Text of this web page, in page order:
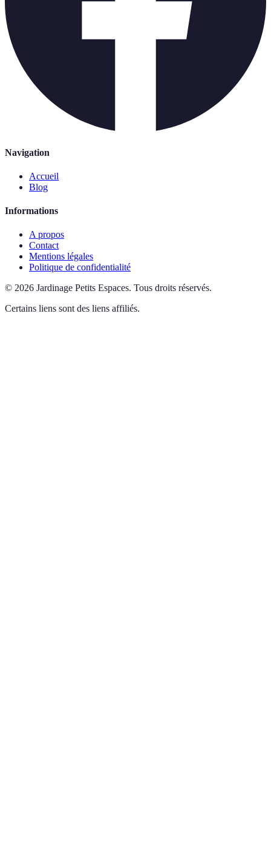
Navigation
Accueil
Blog
Informations
A propos
Contact
Mentions légales
Politique de confidentialité
© 2026 Jardinage Petits Espaces. Tous droits réservés.
Certains liens sont des liens affiliés.